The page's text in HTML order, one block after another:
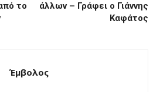
το
άλλων – Γράφει ο Γιάννης
Καφάτος
Έμβολος